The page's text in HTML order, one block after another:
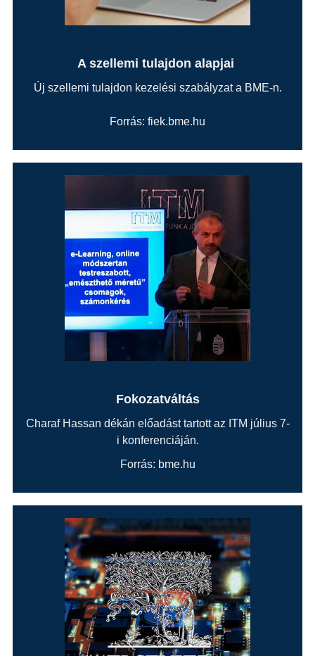
A szellemi tulajdon alapjai
Új szellemi tulajdon kezelési szabályzat a BME-n.
Forrás: fiek.bme.hu
Fokozatváltás
Charaf Hassan dékán előadást tartott az ITM július 7-
i konferenciáján.
Forrás: bme.hu